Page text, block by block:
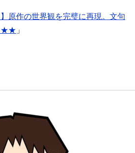
原作の世界観を完璧に再現。文句
」